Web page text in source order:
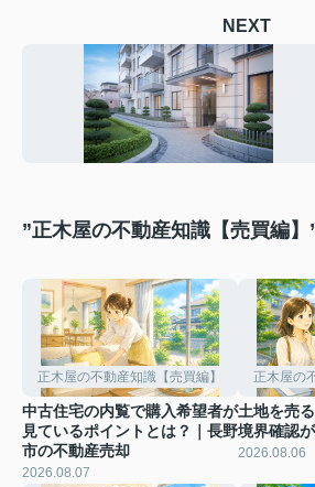
NEXT
”正木屋の不動産知識【売買編
正木屋の不動産知識【売買編】
中古住宅の内覧で購入希望者が
見ているポイントとは？｜長野
市の不動産売却
2026.08.07
正木屋の
土地を売
境界確認
2026.08.06